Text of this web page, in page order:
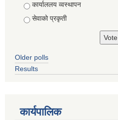
कार्याललय व्वस्थापन
सेवाको प्रकृती
Older polls
Results
कार्यपालिक